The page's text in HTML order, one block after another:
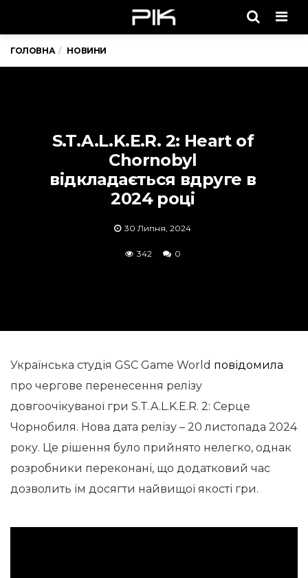
ГОЛОВНА НОВИНИ
S.T.A.L.K.E.R. 2: Heart of
Chornobyl
відкладається вдруге в
2024 році
30 Липня, 2024
342 0
Українська студія GSC Game World повідомила
про чергове перенесення релізу
довгоочікуваної гри S.T.A.L.K.E.R. 2: Серце
Чорнобиля. Нова дата релізу – 20 листопада 2024
року. Це рішення було прийнято нелегко, однак
розробники переконані, що додатковий час
дозволить їм досягти найвищої якості гри.